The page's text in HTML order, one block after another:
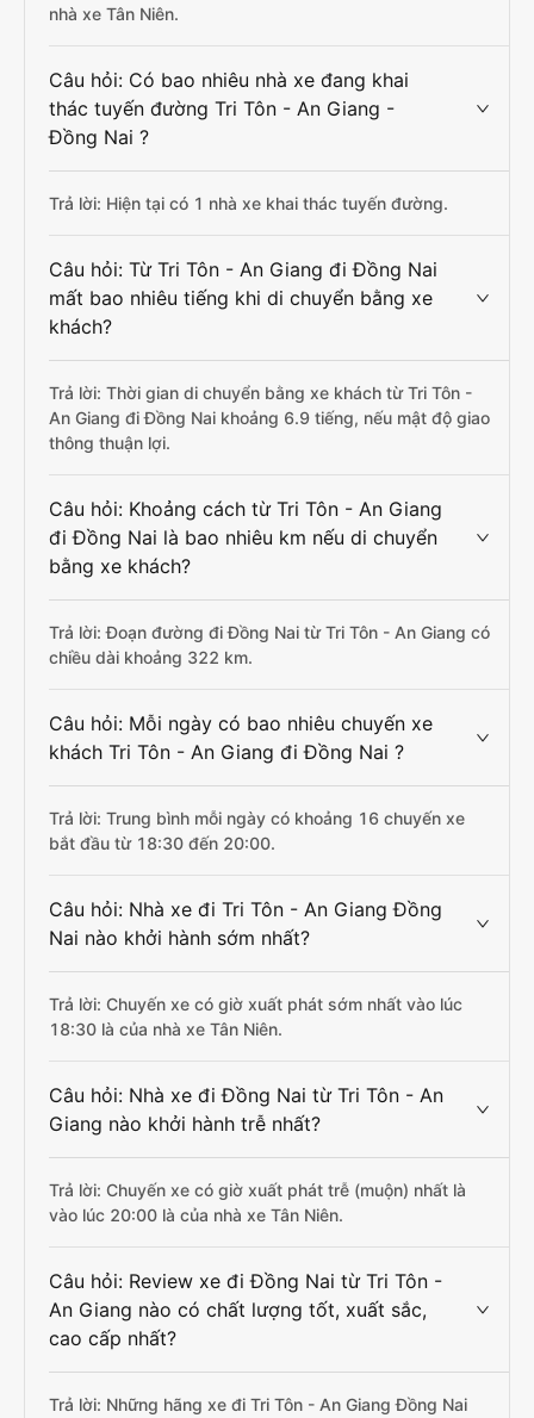
nhà xe Tân Niên.
Câu hỏi: Có bao nhiêu nhà xe đang khai
thác tuyến đường Tri Tôn - An Giang -
Đồng Nai ?
Trả lời: Hiện tại có 1 nhà xe khai thác tuyến đường.
Câu hỏi: Từ Tri Tôn - An Giang đi Đồng Nai
mất bao nhiêu tiếng khi di chuyển bằng xe
khách?
Trả lời: Thời gian di chuyển bằng xe khách từ Tri Tôn -
An Giang đi Đồng Nai khoảng 6.9 tiếng, nếu mật độ giao
thông thuận lợi.
Câu hỏi: Khoảng cách từ Tri Tôn - An Giang
đi Đồng Nai là bao nhiêu km nếu di chuyển
bằng xe khách?
Trả lời: Đoạn đường đi Đồng Nai từ Tri Tôn - An Giang có
chiều dài khoảng 322 km.
Câu hỏi: Mỗi ngày có bao nhiêu chuyến xe
khách Tri Tôn - An Giang đi Đồng Nai ?
Trả lời: Trung bình mỗi ngày có khoảng 16 chuyến xe
bắt đầu từ 18:30 đến 20:00.
Câu hỏi: Nhà xe đi Tri Tôn - An Giang Đồng
Nai nào khởi hành sớm nhất?
Trả lời: Chuyến xe có giờ xuất phát sớm nhất vào lúc
18:30 là của nhà xe Tân Niên.
Câu hỏi: Nhà xe đi Đồng Nai từ Tri Tôn - An
Giang nào khởi hành trễ nhất?
Trả lời: Chuyến xe có giờ xuất phát trễ (muộn) nhất là
vào lúc 20:00 là của nhà xe Tân Niên.
Câu hỏi: Review xe đi Đồng Nai từ Tri Tôn -
An Giang nào có chất lượng tốt, xuất sắc,
cao cấp nhất?
Trả lời: Những hãng xe đi Tri Tôn - An Giang Đồng Nai